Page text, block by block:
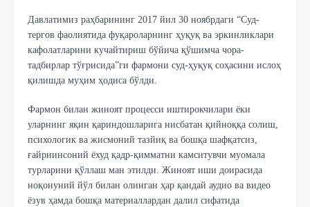
Давлатимиз раҳбарининг 2017 йил 30 ноябрдаги “Суд-
тергов фаолиятида фуқароларнинг ҳуқуқ ва эркинликлари
кафолатларини кучайтириш бўйича қўшимча чора-
тадбирлар тўғрисида”ги фармони суд-ҳуқуқ соҳасини ислоҳ
қилишда муҳим ҳодиса бўлди.
Фармон билан жиноят процесси иштирокчилари ёки
уларнинг яқин қариндошларига нисбатан қийноққа солиш,
психологик ва жисмоний тазйиқ ва бошқа шафқатсиз,
ғайриинсоний ёхуд қадр-қимматни камситувчи муомала
турларини қўллаш ман этилди. Жиноят иши доирасида
ноқонуний йўл билан олинган ҳар қандай аудио ва видео
ёзув ҳамда бошқа материаллардан далил сифатида